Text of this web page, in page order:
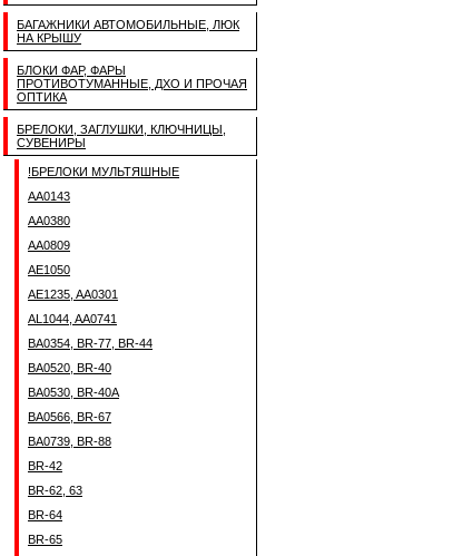
БАГАЖНИКИ АВТОМОБИЛЬНЫЕ, ЛЮК
НА КРЫШУ
БЛОКИ ФАР, ФАРЫ
ПРОТИВОТУМАННЫЕ, ДХО И ПРОЧАЯ
ОПТИКА
БРЕЛОКИ, ЗАГЛУШКИ, КЛЮЧНИЦЫ,
СУВЕНИРЫ
!БРЕЛОКИ МУЛЬТЯШНЫЕ
AA0143
AA0380
AA0809
AE1050
AE1235, AA0301
AL1044, AA0741
BA0354, BR-77, BR-44
BA0520, BR-40
BA0530, BR-40A
BA0566, BR-67
BA0739, BR-88
BR-42
BR-62, 63
BR-64
BR-65